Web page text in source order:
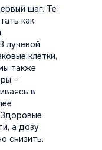
шаг. Те
как
лучевой
клетки,
также
–
в
а дозу
снизить.